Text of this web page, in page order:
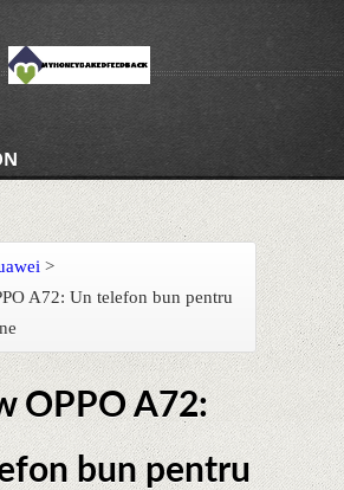
>
A72: Un telefon bun pentru
OPPO A72:
bun pentru